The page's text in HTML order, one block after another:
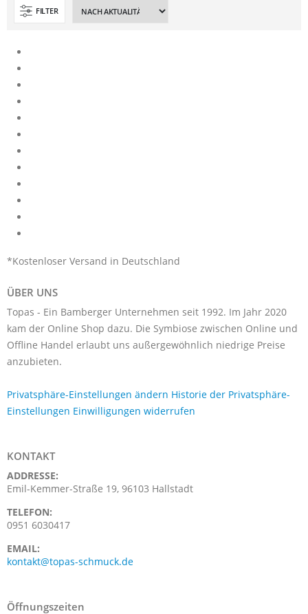
FILTER
*Kostenloser Versand in Deutschland
ÜBER UNS
Topas - Ein Bamberger Unternehmen seit 1992. Im Jahr 2020
kam der Online Shop dazu. Die Symbiose zwischen Online und
Offline Handel erlaubt uns außergewöhnlich niedrige Preise
anzubieten.
Privatsphäre-Einstellungen ändern Historie der Privatsphäre-
Einstellungen Einwilligungen widerrufen
KONTAKT
ADDRESSE:
Emil-Kemmer-Straße 19, 96103 Hallstadt
TELEFON:
0951 6030417
EMAIL:
kontakt@topas-schmuck.de
Öffnungszeiten